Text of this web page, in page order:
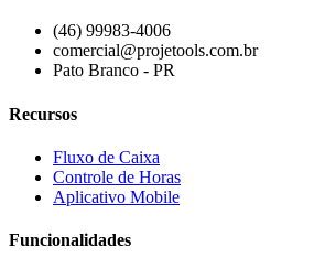
(46) 99983-4006
comercial@projetools.com.br
Pato Branco - PR
Recursos
Fluxo de Caixa
Controle de Horas
Aplicativo Mobile
Funcionalidades